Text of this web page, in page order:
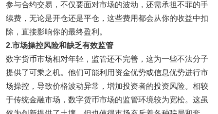
参与合约交易，不仅要面对市场的波动，还需承担不菲的手
续费，无论是开仓还是平仓，这些费用都会从你的收益中扣
除，直接影响你的最终盈利。
2.市场操控风险和缺乏有效监管
数字货币市场相对年轻，监管还不完善，这为一些不法分子
提供了可乘之机。他们可能利用资金优势或信息优势进行市
场操控，导致价格波动异常，增加投资者的投资风险。相较
于传统金融市场，数字货币市场的监管环境较为宽松。这虽